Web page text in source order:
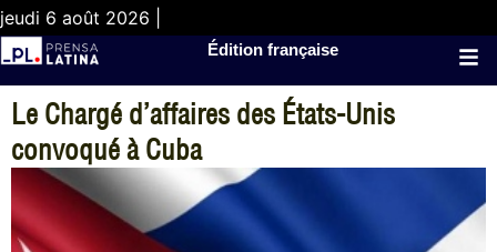
jeudi 6 août 2026 |
Édition française
Le Chargé d’affaires des États-Unis
convoqué à Cuba